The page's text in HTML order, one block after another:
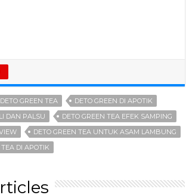
GREEN TEA
DETO GREEN DI APOTIK
DAN PALSU
DETO GREEN TEA EFEK SAMPING
DETO GREEN TEA UNTUK ASAM LAMBUNG
DI APOTIK